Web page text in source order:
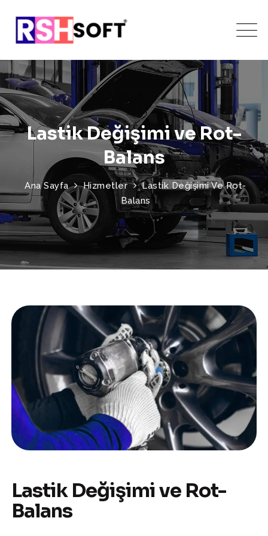
Lastik Değişimi ve Rot-
Balans
Ana Sayfa Hizmetler
Lastik Değişimi Ve Rot-
Balans
Lastik Değişimi ve Rot-
Balans